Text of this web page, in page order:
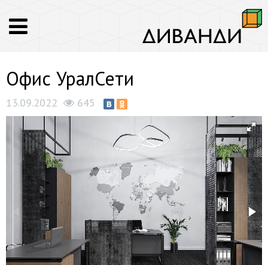
Офис УралСети
13.09.2022 645